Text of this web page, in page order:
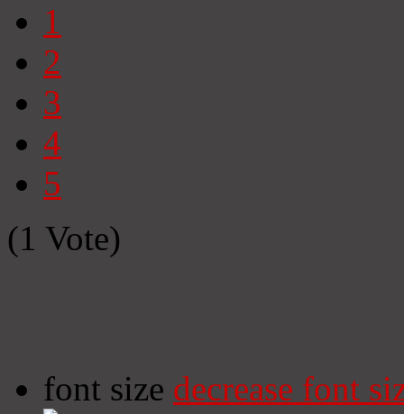
1
2
3
4
5
(1 Vote)
font size decrease font